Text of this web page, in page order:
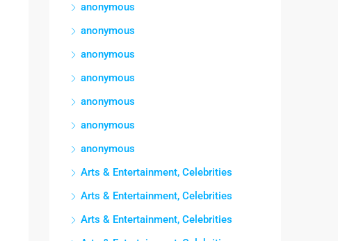
anonymous
anonymous
anonymous
anonymous
anonymous
anonymous
anonymous
Arts & Entertainment, Celebrities
Arts & Entertainment, Celebrities
Arts & Entertainment, Celebrities